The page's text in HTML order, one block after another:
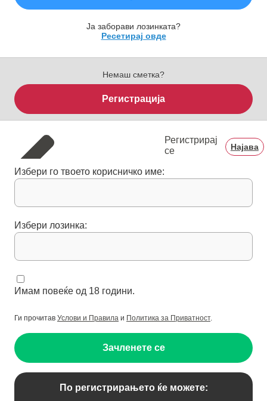
Ја заборави лозинката?
Ресетирај овде
Немаш сметка?
Регистрација
Регистрирај
се
Најава
Избери го твоето корисничко име:
Избери лозинка:
Имам повеќе од 18 години.
Ги прочитав Услови и Правила и Политика за Приватност.
Зачленете се
По регистрирањето ќе можете: